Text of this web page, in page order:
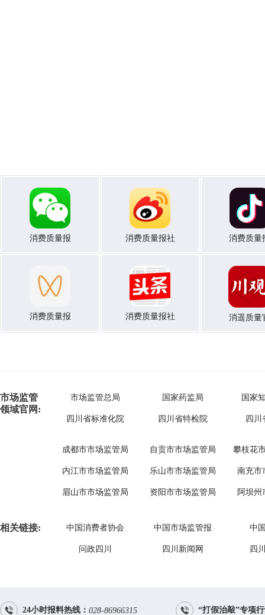
消费质量报 消费质量报社 消费质量
消费质量报 消费质量报社 消遥质量
市场监管
领域官网:
市场监管总局 国家药监局 国家
四川省标准化院 四川省特检院 四川
成都市市场监管局 自贡市市场监管局 攀枝花
内江市市场监管局 乐山市市场监管局 南充市
眉山市市场监管局 资阳市市场监管局 阿坝州
相关链接: 中国消费者协会 中国市场监管报 中
问政四川 四川新闻网 四
 24小时报料热线： 028-86966315  “打假治敲”专项